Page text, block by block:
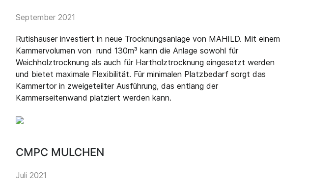
September 2021
Rutishauser investiert in neue Trocknungsanlage von MAHILD. Mit einem
Kammervolumen von rund 130m³ kann die Anlage sowohl für
Weichholztrocknung als auch für Hartholztrocknung eingesetzt werden
und bietet maximale Flexibilität. Für minimalen Platzbedarf sorgt das
Kammertor in zweigeteilter Ausführung, das entlang der
Kammerseitenwand platziert werden kann.
CMPC MULCHEN
Juli 2021